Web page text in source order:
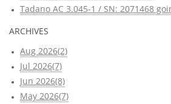
Tadano AC 3.045-1 / SN: 2071468
ARCHIVES
Aug 2026(2)
Jul 2026(7)
Jun 2026(8)
May 2026(7)